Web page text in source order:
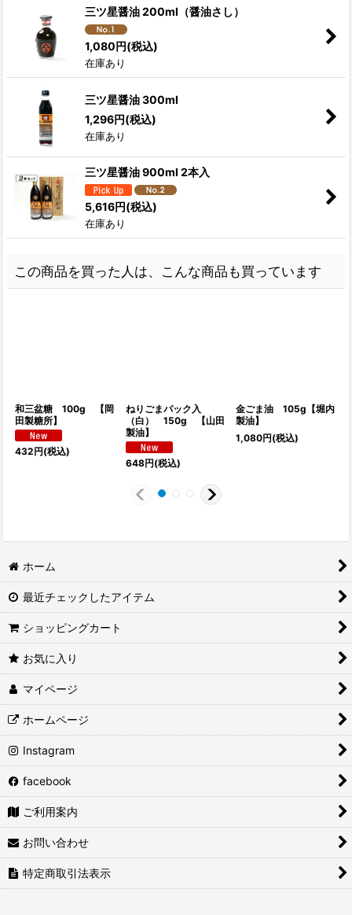
三ツ星醤油 200ml（醤油さし）
1,080円(税込)
在庫あり
三ツ星醤油 300ml
1,296円(税込)
在庫あり
三ツ星醤油 900ml 2本入
5,616円(税込)
在庫あり
この商品を買った人は、こんな商品も買っています
和三盆糖 100g 【岡
田製糖所】
432円(税込)
ねりごまパック入
（白） 150g 【山田
製油】
648円(税込)
金ごま油 105g【堀内
製油】
1,080円(税込)
ホーム
最近チェックしたアイテム
ショッピングカート
お気に入り
マイページ
ホームページ
Instagram
facebook
ご利用案内
お問い合わせ
特定商取引法表示